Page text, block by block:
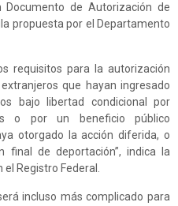
Documento de Autorización de
propuesta por el Departamento
requisitos para la autorización
que hayan ingresado
bajo libertad condicional por
o por un beneficio público
otorgado la acción diferida, o
final de deportación”, indica la
Registro Federal.
incluso más complicado para